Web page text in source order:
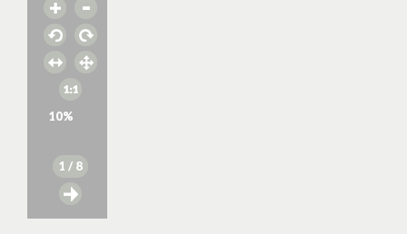
10%
1 / 8